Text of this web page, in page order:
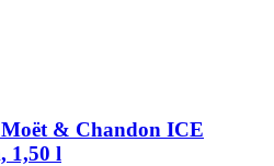
Moët & Chandon ICE
1,50 l